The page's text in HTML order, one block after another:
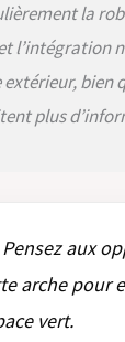
la
l’intégration
extérieur, bien
plus
Pensez aux
arche pour
vert.